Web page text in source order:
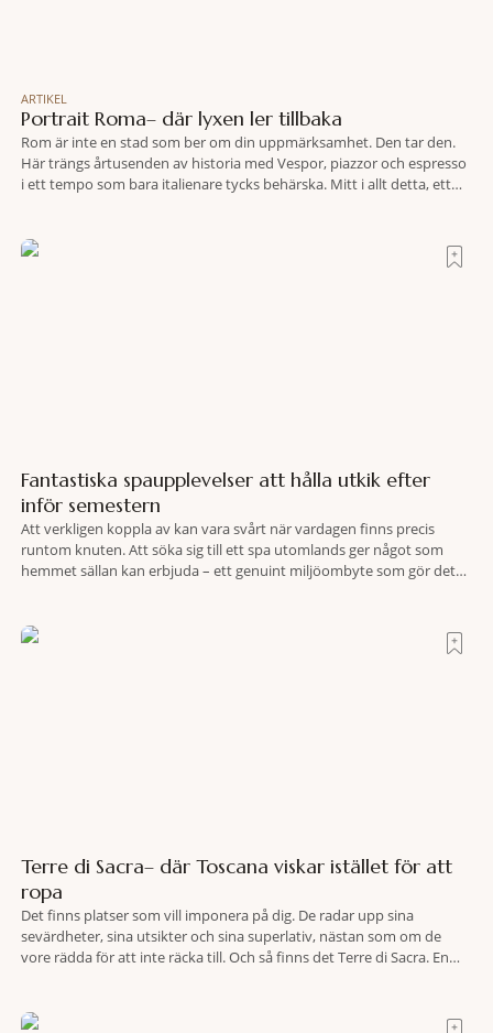
ARTIKEL
Portrait Roma– där lyxen ler tillbaka
Rom är inte en stad som ber om din uppmärksamhet. Den tar den.
Här trängs årtusenden av historia med Vespor, piazzor och espresso
i ett tempo som bara italienare tycks behärska. Mitt i allt detta, ett
Fantastiska spaupplevelser att hålla utkik efter
inför semestern
Att verkligen koppla av kan vara svårt när vardagen finns precis
runtom knuten. Att söka sig till ett spa utomlands ger något som
hemmet sällan kan erbjuda – ett genuint miljöombyte som gör det
Terre di Sacra– där Toscana viskar istället för att
ropa
Det finns platser som vill imponera på dig. De radar upp sina
sevärdheter, sina utsikter och sina superlativ, nästan som om de
vore rädda för att inte räcka till. Och så finns det Terre di Sacra. En